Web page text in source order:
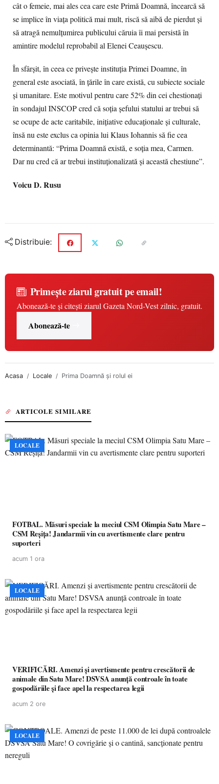
cât o femeie, mai ales cea care este Primă Doamnă, încearcă să
se implice în viaţa politică mai mult, riscă să aibă de pierdut şi
să atragă nemulţumirea publicului căruia îi mai persistă în
amintire modelul reprobabil al Elenei Ceauşescu.
În sfârşit, în ceea ce priveşte instituţia Primei Doamne, în
general este asociată, în ţările în care există, cu subiecte sociale
şi umanitare. Este motivul pentru care 52% din cei chestionaţi
în sondajul INSCOP cred că soţia şefului statului ar trebui să
se ocupe de acte caritabile, iniţiative educaţionale şi culturale,
însă nu este exclus ca opinia lui Klaus Iohannis să fie cea
determinantă: “Prima Doamnă există, e soţia mea, Carmen.
Dar nu cred că ar trebui instituţionalizată şi această chestiune”.
Voicu D. Rusu
Distribuie:
Primește ziarul gratuit pe email!
Abonează-te și citești ziarul Gazeta Nord-Vest zilnic, gratuit.
Abonează-te
Acasa Locale Prima Doamnă şi rolul ei
ARTICOLE SIMILARE
LOCALE
FOTBAL. Măsuri speciale la meciul CSM Olimpia Satu Mare –
CSM Reșița! Jandarmii vin cu avertismente clare pentru
suporteri
acum 1 ora
LOCALE
VERIFICĂRI. Amenzi și avertismente pentru crescătorii de
animale din Satu Mare! DSVSA anunță controale în toate
gospodăriile și face apel la respectarea legii
acum 2 ore
LOCALE